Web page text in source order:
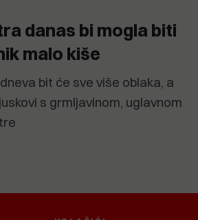
danas bi mogla biti
malo kiše
bit će sve više oblaka, a
s grmljavinom, uglavnom